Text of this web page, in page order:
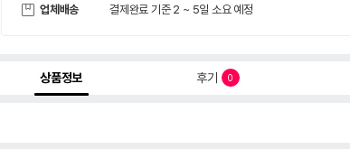
업체배송 결제완료 기준 2 ~ 5일 소요 예정
상품정보 후기 0